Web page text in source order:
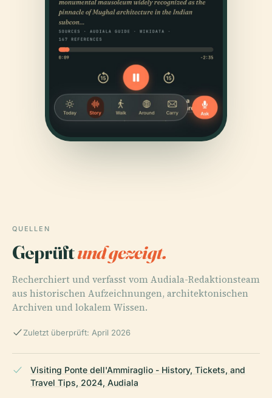
QUELLEN
Geprüftund gezeigt.
Recherchiert und verfasst vom Audiala-Redaktionsteam
aus historischen Aufzeichnungen, architektonischen
Archiven und lokalem Wissen.
Zuletzt überprüft: April 2026
Visiting Ponte dell'Ammiraglio - History, Tickets, and
Travel Tips, 2024, Audiala